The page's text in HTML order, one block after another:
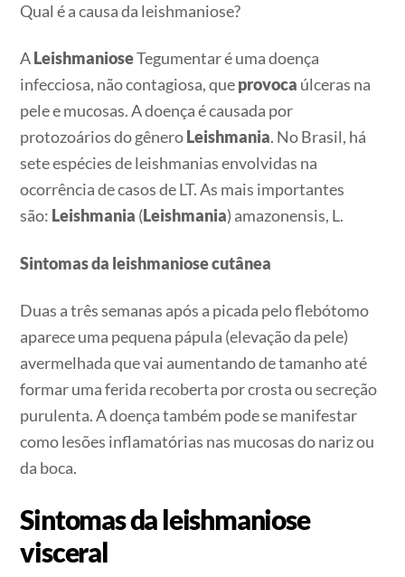
Qual é a causa da leishmaniose?
ALeishmanioseTegumentar é uma doença
infecciosa, não contagiosa, queprovoca úlceras na
pele e mucosas. A doença é causada por
protozoários do gêneroLeishmania. No Brasil, há
sete espécies de leishmanias envolvidas na
ocorrência de casos de LT. As mais importantes
são: Leishmania (Leishmania) amazonensis, L.
Sintomas da leishmaniose cutânea
Duas a três semanas após a picada pelo flebótomo
aparece uma pequena pápula (elevação da pele)
avermelhada que vai aumentando de tamanho até
formar uma ferida recoberta por crosta ou secreção
purulenta. A doença também pode se manifestar
como lesões inflamatórias nas mucosas do nariz ou
da boca.
Sintomas da leishmaniose
visceral